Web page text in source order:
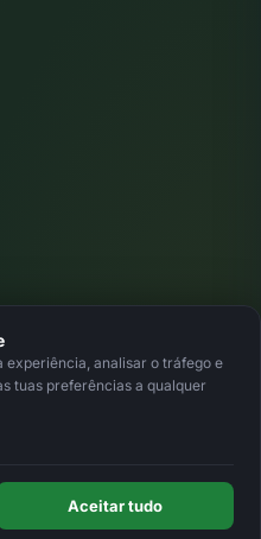
experiência, analisar o tráfego e
tuas preferências a qualquer
Aceitar tudo